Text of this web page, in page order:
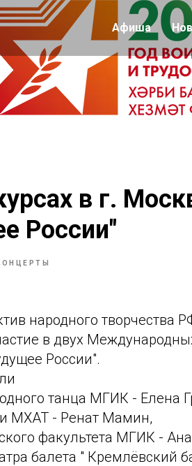
Афиша
в г.
России"
народного творчества
в двух
России".
танца МГИК - Елена
МХАТ - Ренат Мамин,
факультета МГИК -
балета " Кремлёвский